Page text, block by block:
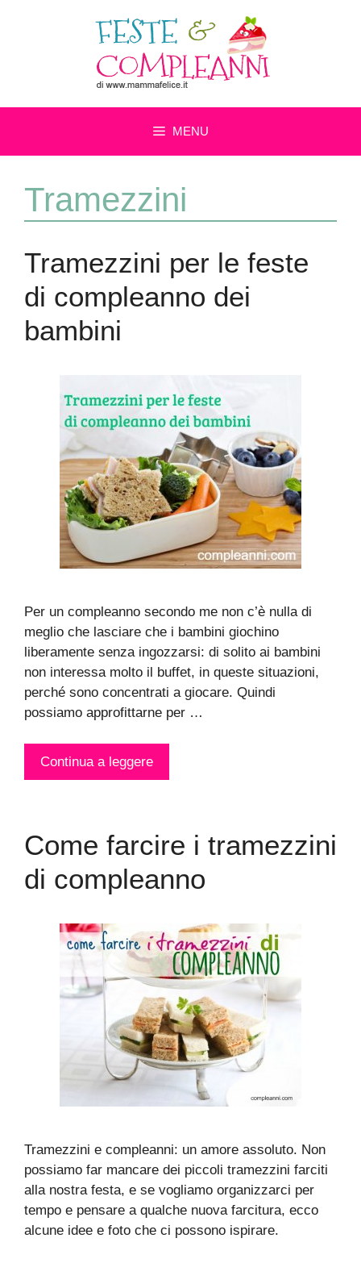
MENU
Tramezzini
Tramezzini per le feste
di compleanno dei
bambini
Per un compleanno secondo me non c’è nulla di
meglio che lasciare che i bambini giochino
liberamente senza ingozzarsi: di solito ai bambini
non interessa molto il buffet, in queste situazioni,
perché sono concentrati a giocare. Quindi
possiamo approfittarne per …
Continua a leggere
Come farcire i tramezzini
di compleanno
Tramezzini e compleanni: un amore assoluto. Non
possiamo far mancare dei piccoli tramezzini farciti
alla nostra festa, e se vogliamo organizzarci per
tempo e pensare a qualche nuova farcitura, ecco
alcune idee e foto che ci possono ispirare.